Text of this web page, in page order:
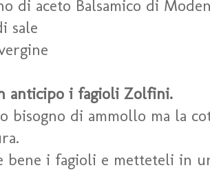
di aceto Balsamico di
sale
anticipo i fagioli Zolfini.
bisogno di ammollo ma la
bene i fagioli e metteteli in